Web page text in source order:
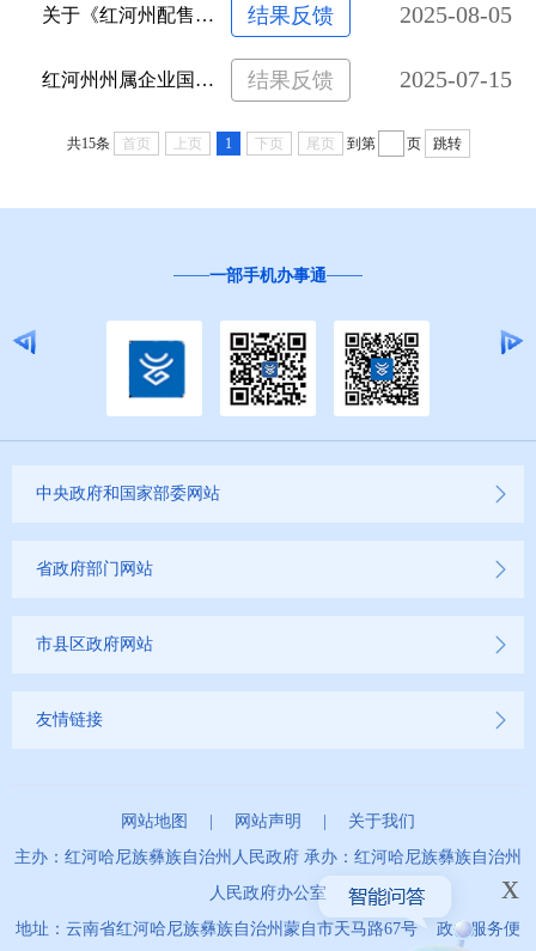
关于《红河州配售型保障性住房管理办法（征求意见稿）》征求意见的公告 结果反馈 2025-08-05
红河州州属企业国有资本收益收取管理办法（征求意见稿） 结果反馈 2025-07-15
共15条 首页 上页 1 下页 尾页 到第 页 跳转
一部手机办事通
中央政府和国家部委网站
省政府部门网站
市县区政府网站
友情链接
网站地图 网站声明
关于我们
主办：红河哈尼族彝族自治州人民政府 承办：红河哈尼族彝族自治州
人民政府办公室
地址：云南省红河哈尼族彝族自治州蒙自市天马路67号 政务服务便
x